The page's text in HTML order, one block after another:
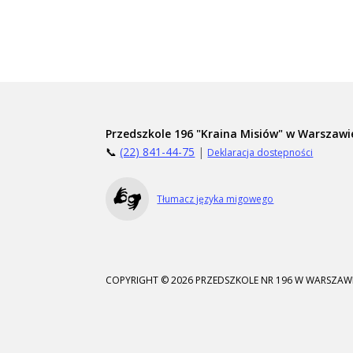
Przedszkole 196 "Kraina Misiów" w
📞(22) 841-44-75 | Deklaracja dostępności
Tłumacz języka migowego
COPYRIGHT © 2026 PRZEDSZKOLE NR 196 W